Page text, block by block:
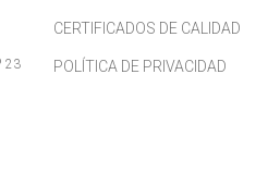
23
CERTIFICADOS DE CALIDAD
POLÍTICA DE PRIVACIDAD